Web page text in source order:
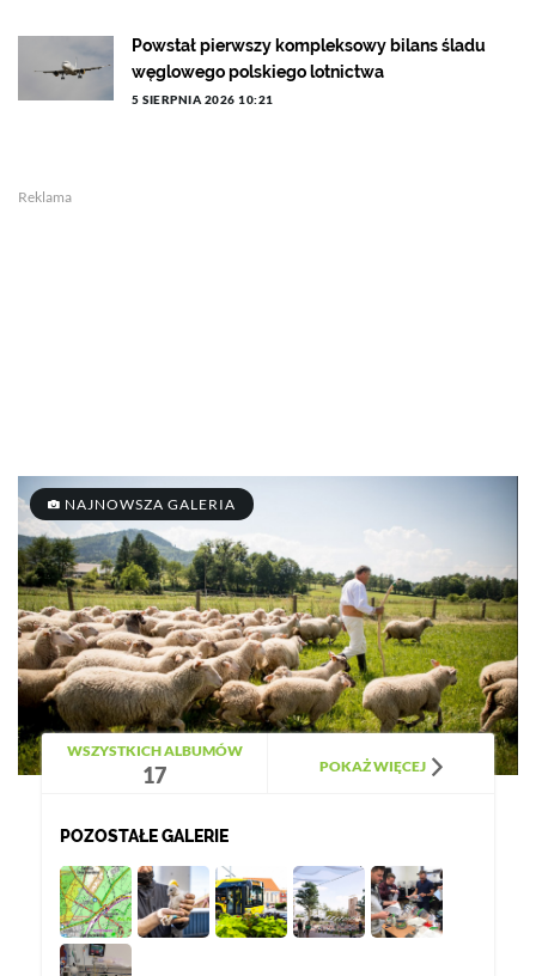
Powstał pierwszy kompleksowy bilans śladu
węglowego polskiego lotnictwa
5 SIERPNIA 2026 10:21
Reklama
NAJNOWSZA GALERIA
WSZYSTKICH ALBUMÓW
17 POKAŻ WIĘCEJ
POZOSTAŁE GALERIE